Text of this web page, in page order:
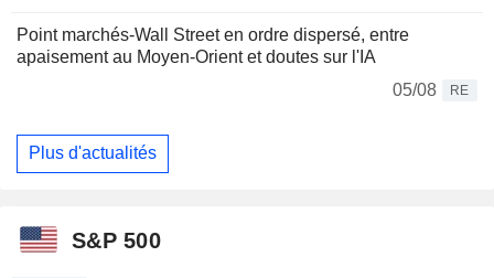
Point marchés-Wall Street en ordre dispersé, entre
apaisement au Moyen-Orient et doutes sur l'IA
05/08
RE
Plus d'actualités
S&P 500